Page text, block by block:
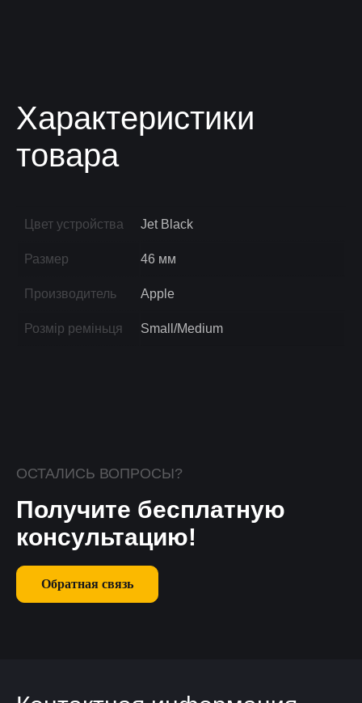
Характеристики
товара
Цвет устройства Jet Black
Размер 46 мм
Производитель Apple
Розмір реміньця Small/Medium
ОСТАЛИСЬ ВОПРОСЫ?
Получите бесплатную
консультацию!
Обратная связь